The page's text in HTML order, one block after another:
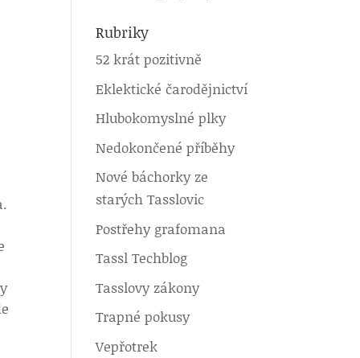
Rubriky
52 krát pozitivně
Eklektické čarodějnictví
Hlubokomyslné plky
Nedokončené příběhy
Nové báchorky ze
starých Tasslovic
Postřehy grafomana
Tassl Techblog
Tasslovy zákony
Trapné pokusy
Vepřotrek